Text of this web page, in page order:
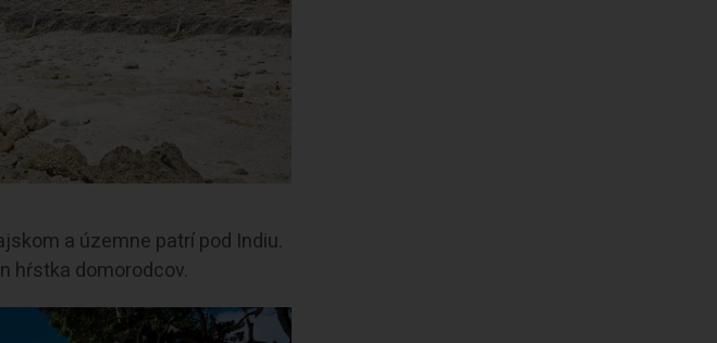
a územne patrí pod Indiu.
hŕstka domorodcov.